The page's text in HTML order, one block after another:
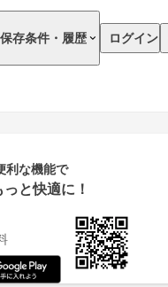
保存条件・履歴 ログイン
利な機能で
と快適に！